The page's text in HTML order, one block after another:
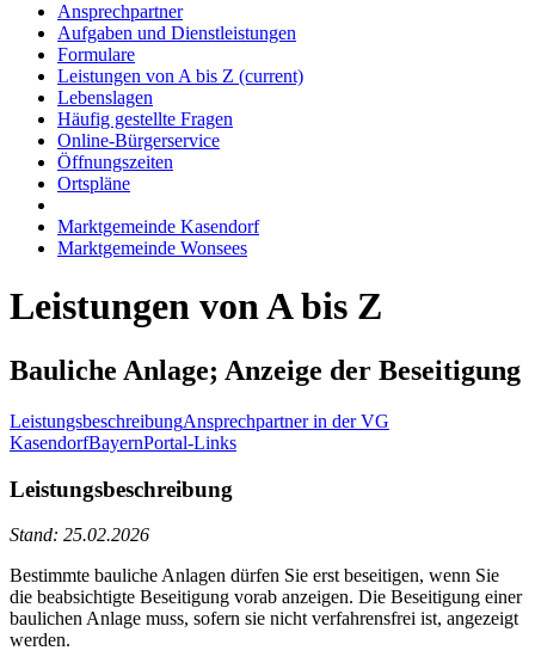
Ansprechpartner
Aufgaben und Dienstleistungen
Formulare
Leistungen von A bis Z (current)
Lebenslagen
Häufig gestellte Fragen
Online-Bürgerservice
Öffnungszeiten
Ortspläne
Marktgemeinde Kasendorf
Marktgemeinde Wonsees
Leistungen von A bis Z
Bauliche Anlage; Anzeige der Beseitigung
LeistungsbeschreibungAnsprechpartner in der VG
KasendorfBayernPortal-Links
Leistungsbeschreibung
Stand: 25.02.2026
Bestimmte bauliche Anlagen dürfen Sie erst beseitigen, wenn Sie
die beabsichtigte Beseitigung vorab anzeigen. Die Beseitigung einer
baulichen Anlage muss, sofern sie nicht verfahrensfrei ist, angezeigt
werden.